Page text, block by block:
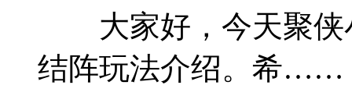
大家好，今天聚侠
结阵玩法介绍。希……